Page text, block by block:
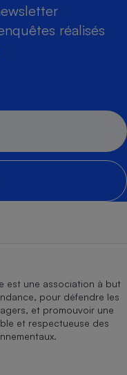
réalisés
est une association à but
pour défendre les
et promouvoir une
et respectueuse des